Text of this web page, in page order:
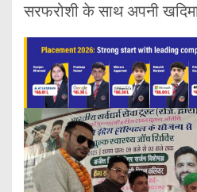
सरफरोशी के साथ अपनी